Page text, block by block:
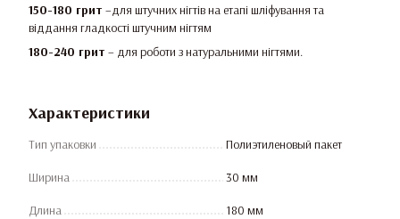
150-180 грит –для штучних нігтів на етапі шліфування та
віддання гладкості штучним нігтям
180-240 грит – для роботи з натуральними нігтями.
Характеристики
Тип упаковки Полиэтиленовый пакет
Ширина 30 мм
Длина 180 мм